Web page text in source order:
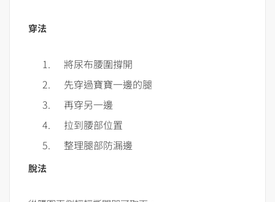
穿法
將尿布腰圍撐開
先穿過寶寶一邊的腿
再穿另一邊
拉到腰部位置
整理腿部防漏邊
脫法